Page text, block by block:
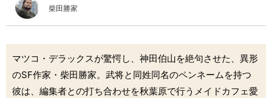
編集部
柴田勝家
マツコ・デラックスが驚愕し、神田伯山を絶句させた、異形
のSF作家・柴田勝家。武将と同姓同名のペンネームを持つ
彼は、編集者との打ち合わせを秋葉原で行うメイドカフェ愛